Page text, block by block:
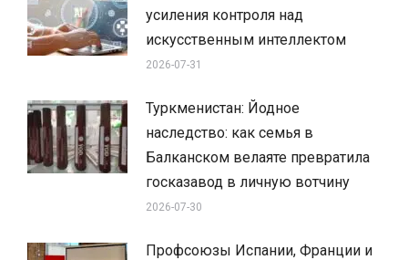
усиления контроля над
искусственным интеллектом
2026-07-31
Туркменистан: Йодное
наследство: как семья в
Балканском велаяте превратила
госказавод в личную вотчину
2026-07-30
Профсоюзы Испании, Франции и